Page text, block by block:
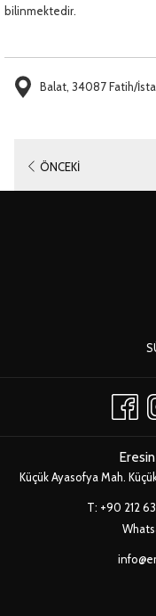
bilinmektedir.
Balat, 34087 Fatih/
ÖNCEKI
Küçük Ayasofya Mah.
T: +90 212